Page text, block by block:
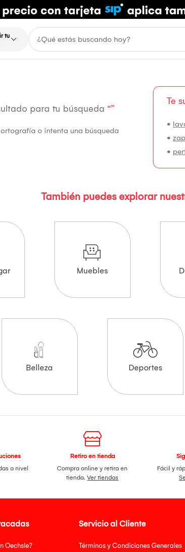
tu
para tu búsqueda “”
o intenta una búsqueda
Te
•
•
•
También puedes explorar
Muebles
Belleza Deportes
a nivel
Retiro en tienda
Compra online y retira en
tienda.Ver tiendas
Fácil y
Oechsle?
Servicio al Cliente
Términos y Condiciones Generales